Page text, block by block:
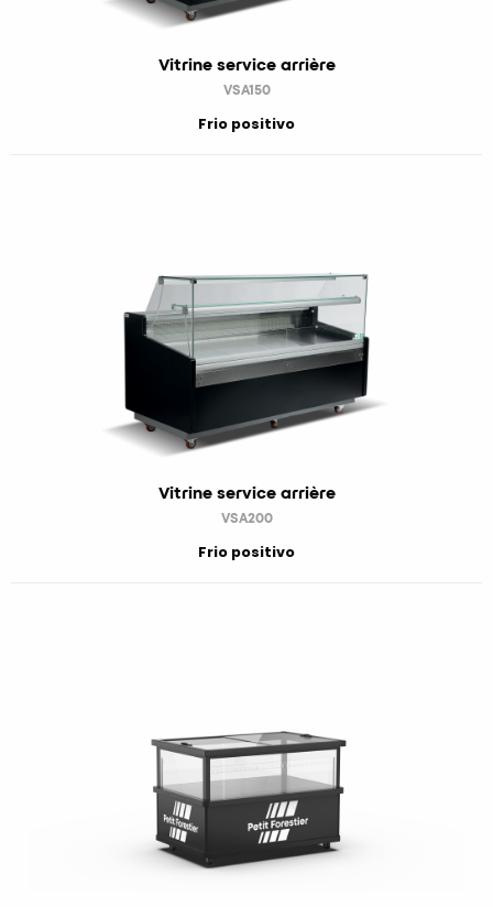
Vitrine service arrière
VSA150
Frio positivo
Vitrine service arrière
VSA200
Frio positivo